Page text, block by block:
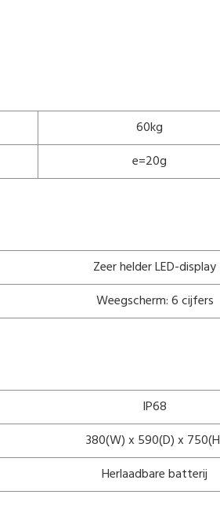
60kg
e=20g
Zeer helder LED-display
Weegscherm: 6 cijfers
IP68
380(W) x 590(D) x
Herlaadbare batterij